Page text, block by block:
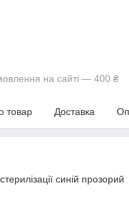
на сайті — 400 ₴
товар Доставка
синій прозорий